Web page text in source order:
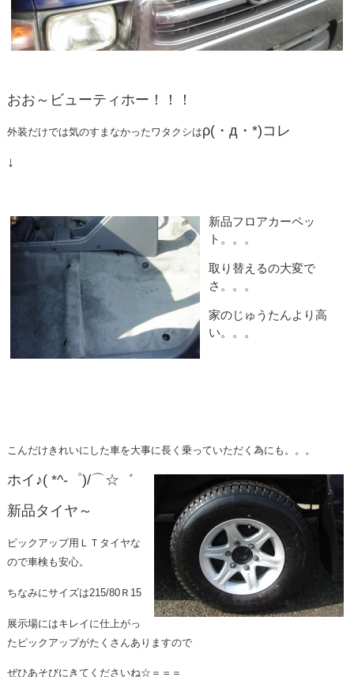
おお～ビューティホー！！！
外装だけでは気のすまなかったワタクシはρ(・д・*)コレ
↓
新品フロアカーペッ
ト。。。
取り替えるの大変で
さ。。。
家のじゅうたんより高
い。。。
こんだけきれいにした車を大事に長く乗っていただく為にも。。。
ホイ♪( *^-゜)/⌒☆゛
新品タイヤ～
ピックアップ用ＬＴタイヤな
ので車検も安心。
ちなみにサイズは215/80Ｒ15
展示場にはキレイに仕上がっ
たピックアップがたくさんありますので
ぜひあそびにきてくださいね☆＝＝＝